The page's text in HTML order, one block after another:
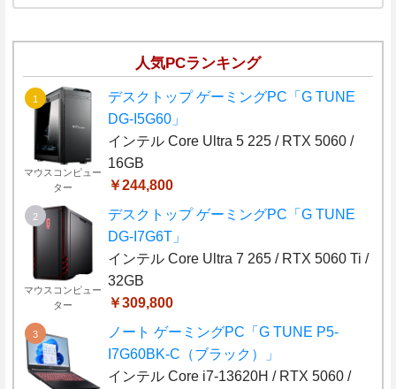
人気PCランキング
マウスコンピュー
ター
デスクトップ ゲーミングPC「G TUNE
DG-I5G60」
インテル Core Ultra 5 225 / RTX 5060 /
16GB
￥244,800
マウスコンピュー
ター
デスクトップ ゲーミングPC「G TUNE
DG-I7G6T」
インテル Core Ultra 7 265 / RTX 5060 Ti /
32GB
￥309,800
ノート ゲーミングPC「G TUNE P5-
I7G60BK-C（ブラック）」
インテル Core i7-13620H / RTX 5060 /